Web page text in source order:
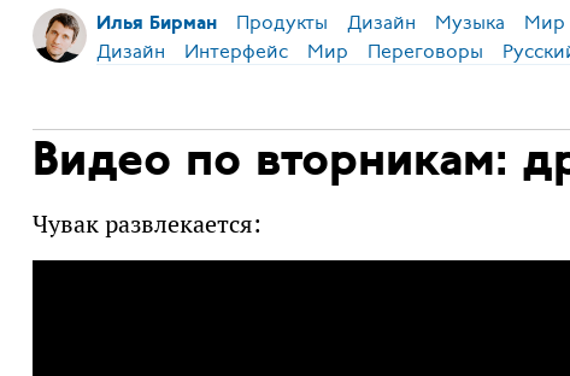
Илья Бирман Продукты Дизайн Музыка Мир
Дизайн Интерфейс Мир Переговоры
Видео по вторникам:
Чувак развлекается: